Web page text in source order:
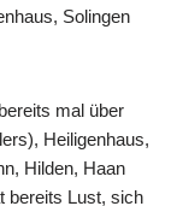
Solingen
mal über
Heiligenhaus,
Hilden, Haan
bereits Lust, sich